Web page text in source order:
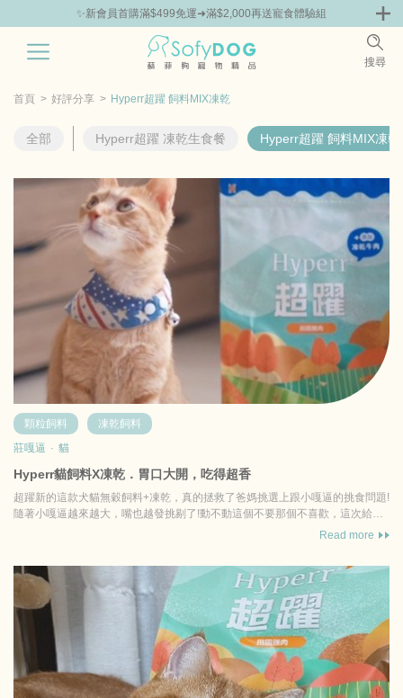
✨新會員首購滿$499免運➜滿$2,000再送寵食體驗組
搜尋
零食專區 飼料 | 凍乾優惠組 主食罐 | 餐包優惠
首頁 好評分享 Hyperr超躍 飼料MIX凍乾
全部 Hyperr超躍 凍乾生食餐 Hyperr超躍 飼料MIX凍乾
顆粒飼料
凍乾飼料
莊嘎逼 · 貓
Hyperr貓飼料X凍乾．胃口大開，吃得超香
超躍新的這款犬貓無穀飼料+凍乾，真的拯救了爸媽挑選上跟小嘎逼的挑食問題!
隨著小嘎逼越來越大，嘴也越發挑剔了!動不動這個不要那個不喜歡，這次給他
Read more